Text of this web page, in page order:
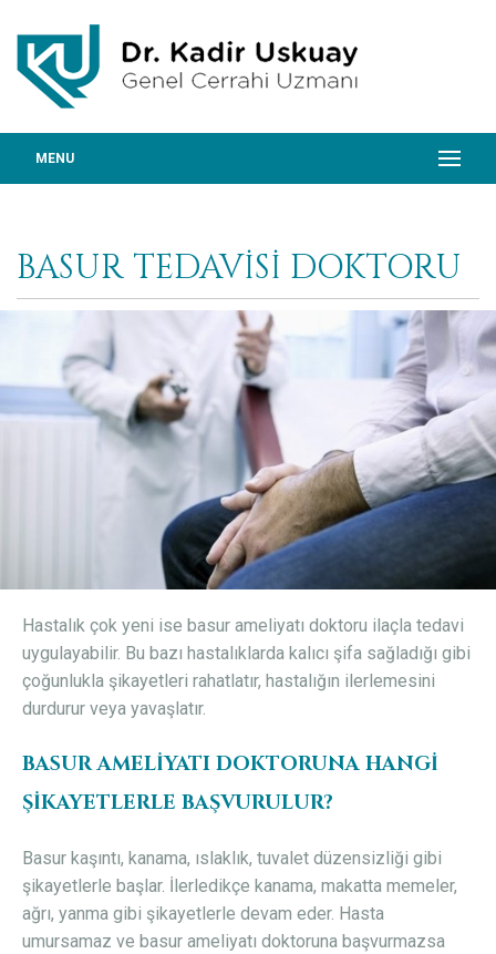
MENU
BASUR TEDAVISI DOKTORU
Hastalık çok yeni ise basur ameliyatı doktoru ilaçla tedavi
uygulayabilir. Bu bazı hastalıklarda kalıcı şifa sağladığı gibi
çoğunlukla şikayetleri rahatlatır, hastalığın ilerlemesini
durdurur veya yavaşlatır.
BASUR AMELIYATI DOKTORUNA HANGI
ŞIKAYETLERLE BAŞVURULUR?
Basur kaşıntı, kanama, ıslaklık, tuvalet düzensizliği gibi
şikayetlerle başlar. İlerledikçe kanama, makatta memeler,
ağrı, yanma gibi şikayetlerle devam eder. Hasta
umursamaz ve basur ameliyatı doktoruna başvurmazsa